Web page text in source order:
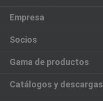
Empresa
Socios
Gama de productos
Catálogos y descargas